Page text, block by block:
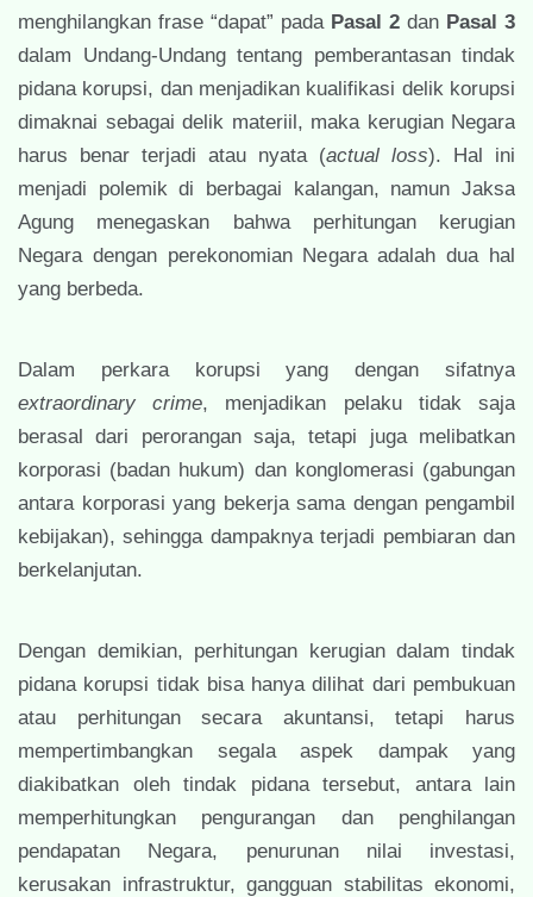
menghilangkan frase “dapat” pada Pasal 2 dan Pasal 3
dalam Undang-Undang tentang pemberantasan tindak
pidana korupsi, dan menjadikan kualifikasi delik korupsi
dimaknai sebagai delik materiil, maka kerugian Negara
harus benar terjadi atau nyata (actual loss). Hal ini
menjadi polemik di berbagai kalangan, namun Jaksa
Agung menegaskan bahwa perhitungan kerugian
Negara dengan perekonomian Negara adalah dua hal
yang berbeda.
Dalam perkara korupsi yang dengan sifatnya
extraordinary crime, menjadikan pelaku tidak saja
berasal dari perorangan saja, tetapi juga melibatkan
korporasi (badan hukum) dan konglomerasi (gabungan
antara korporasi yang bekerja sama dengan pengambil
kebijakan), sehingga dampaknya terjadi pembiaran dan
berkelanjutan.
Dengan demikian, perhitungan kerugian dalam tindak
pidana korupsi tidak bisa hanya dilihat dari pembukuan
atau perhitungan secara akuntansi, tetapi harus
mempertimbangkan segala aspek dampak yang
diakibatkan oleh tindak pidana tersebut, antara lain
memperhitungkan pengurangan dan penghilangan
pendapatan Negara, penurunan nilai investasi,
kerusakan infrastruktur, gangguan stabilitas ekonomi,